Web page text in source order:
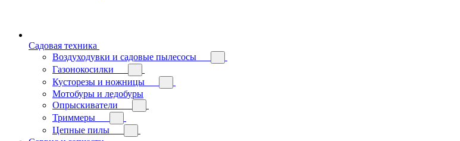
Садовая техника
Воздуходувки и садовые пылесосы
Газонокосилки
Кусторезы и ножницы
Мотобуры и ледобуры
Опрыскиватели
Триммеры
Цепные пилы